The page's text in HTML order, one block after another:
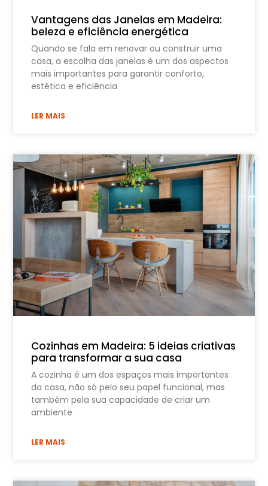
Vantagens das Janelas em Madeira:
beleza e eficiência energética
Quando se fala em renovar ou construir uma
casa, a escolha das janelas é um dos aspectos
mais importantes para garantir conforto,
estética e eficiência
LER MAIS
Cozinhas em Madeira: 5 ideias criativas
para transformar a sua casa
A cozinha é um dos espaços mais importantes
da casa, não só pelo seu papel funcional, mas
também pela sua capacidade de criar um
ambiente
LER MAIS